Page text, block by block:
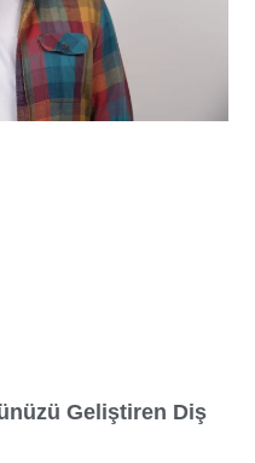
Geliştiren Diş